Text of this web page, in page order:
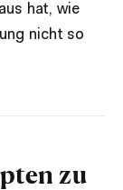
hat, wie
nicht so
zu